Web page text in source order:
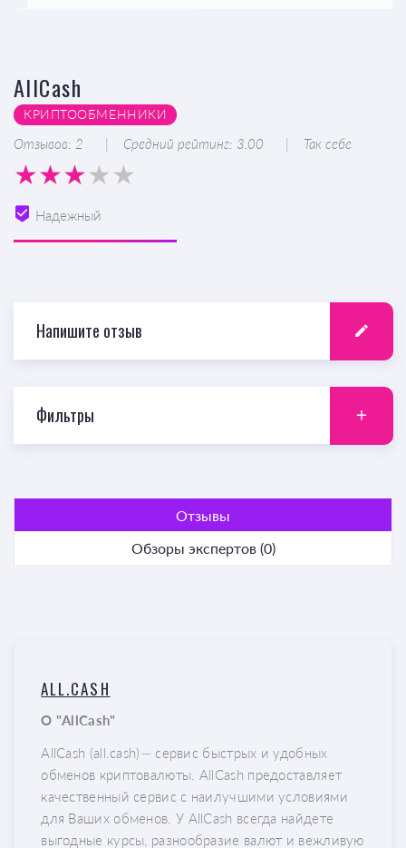
AllCash
КРИПТООБМЕННИКИ
Отзывов: 2 Средний рейтинг: 3.00 Так себе
Надежный
Напишите отзыв
Фильтры
Отзывы
Обзоры экспертов (0)
ALL.CASH
О "AllCash"
AllCash (all.cash)— сервис быстрых и удобных
обменов криптовалюты. AllCash предоставляет
качественный сервис с наилучшими условиями
для Ваших обменов. У AllCash всегда найдете
выгодные курсы, разнообразие валют и вежливую